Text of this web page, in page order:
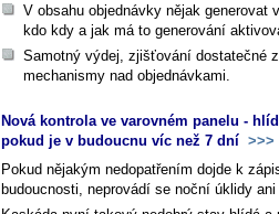
V obsahu objednávky nějak
kdo kdy a jak má to generování
Samotný výdej, zjišťování dostatečné
mechanismy nad objednávkami.
Nová kontrola ve varovném panelu -
pokud je v budoucnu víc než 7 dní >>>
Pokud nějakým nedopatřením dojde k
budoucnosti, neprovádí se noční úklidy